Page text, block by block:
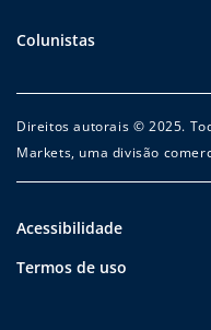
Colunistas
Direitos autorais © 2025.
Markets, uma divisão
Acessibilidade
Termos de uso